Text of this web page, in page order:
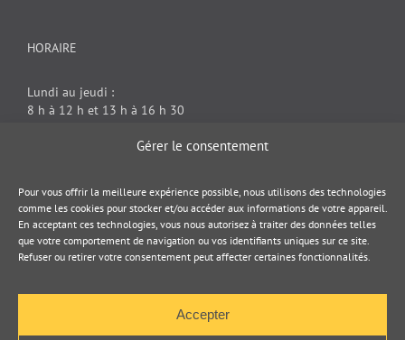
Gérer le consentement
Pour vous offrir la meilleure expérience possible, nous utilisons des technologies
comme les cookies pour stocker et/ou accéder aux informations de votre appareil.
En acceptant ces technologies, vous nous autorisez à traiter des données telles
que votre comportement de navigation ou vos identifiants uniques sur ce site.
Refuser ou retirer votre consentement peut affecter certaines fonctionnalités.
Accepter
HORAIRE
Lundi au jeudi :
8 h à 12 h et 13 h à 16 h 30
DOCUMENT JURIDIQUE
Politique de cookies